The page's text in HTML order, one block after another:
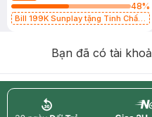
48%
Bill 199K Sunplay tặng Tinh Chất
Bạn đã có tài